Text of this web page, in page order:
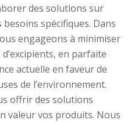
des solutions sur
spécifiques. Dans
engageons à minimiser
en parfaite
actuelle en faveur de
de l’environnement.
offrir des solutions
valeur vos produits. Nous